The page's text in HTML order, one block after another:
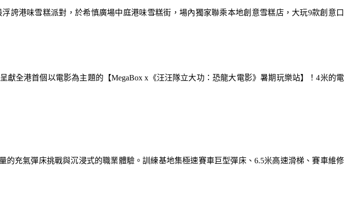
誇港味雪糕派對，於希慎廣場中庭港味雪糕街，場內獨家聯乘本地創意雪糕店，大玩9款創意口
的充氣彈床挑戰與沉浸式的職業體驗。訓練基地集極速賽車巨型彈床、6.5米高速滑梯、賽車維修
獻全港首個以電影為主題的【MegaBox x《汪汪隊立大功：恐龍大電影》暑期玩樂站】！4米的電